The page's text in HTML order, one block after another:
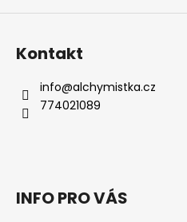
Kontakt
info@alchymistka.cz
774021089
INFO PRO VÁS